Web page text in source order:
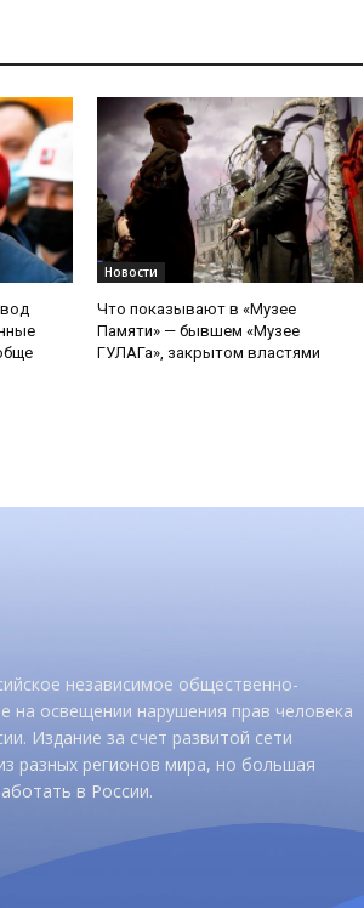
Новости
Что показывают в «Музее
Памяти» — бывшем «Музее
ГУЛАГа», закрытом властями
независимое общественно-
на освещении нарушения прав человека
Издание за счет развитой сети
разных регионов мира, но большая
в России.